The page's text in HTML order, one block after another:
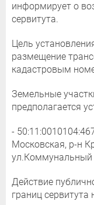
информирует о
сервитута.
Цель
размещение
кадастровым
Земельные
предполагается
-
Московская, р-н
ул.Коммунальный
Действие
границ сервитута